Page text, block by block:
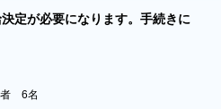
定が必要になります。手続きに
者 6名